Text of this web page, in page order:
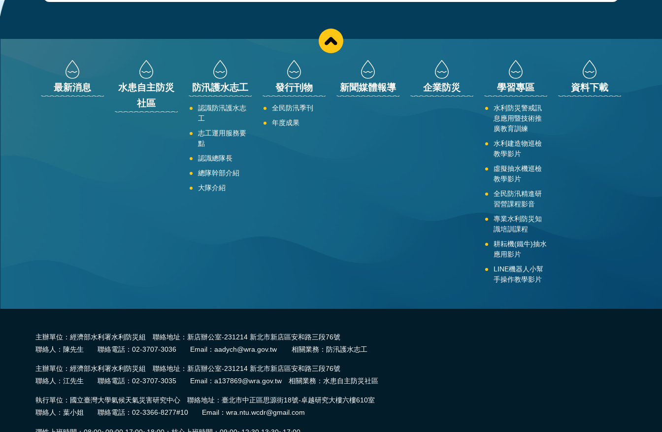
最新消息
水患自主防災
社區
防汛護水志工
認識防汛護水志
工
志工運用服務要
點
認識總隊長
總隊幹部介紹
大隊介紹
發行刊物
全民防汛季刊
年度成果
新聞媒體報導 企業防災 學習專區
水利防災警戒訊
息應用暨技術推
廣教育訓練
水利建造物巡檢
教學影片
虛擬抽水機巡檢
教學影片
全民防汛精進研
習營課程影音
專業水利防災知
識培訓課程
耕耘機(鐵牛)抽水
應用影片
LINE機器人小幫
手操作教學影片
資料下載
主辦單位：經濟部水利署水利防災組 聯絡地址：新店辦公室-231214 新北市新店區安和路三段76號
聯絡人：陳先生 聯絡電話：02-3707-3036 Email：aadych@wra.gov.tw 相關業務：防汛護水志工
主辦單位：經濟部水利署水利防災組 聯絡地址：新店辦公室-231214 新北市新店區安和路三段76號
聯絡人：江先生 聯絡電話：02-3707-3035 Email：a137869@wra.gov.tw 相關業務：水患自主防災社區
執行單位：國立臺灣大學氣候天氣災害研究中心 聯絡地址：臺北市中正區思源街18號-卓越研究大樓六樓610室
聯絡人：葉小姐 聯絡電話：02-3366-8277#10 Email：wra.ntu.wcdr@gmail.com